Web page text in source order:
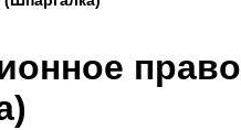
право